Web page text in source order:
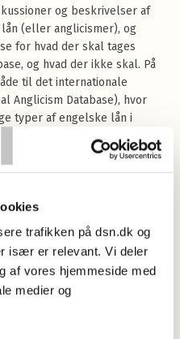
trafikken på dsn.dk og
især er relevant. Vi deler
af vores hjemmeside med
medier og
og beskrivelser af
(eller anglicismer), og
for hvad der skal tages
og hvad der ikke skal. På
til det internationale
Anglicism Database), hvor
typer af engelske lån i
rapporten også et
artikel om danske
i nutidsdansk.
artikler:
Hvad er moderne
og teoretiske overvejelser
importord
Moderne importord i